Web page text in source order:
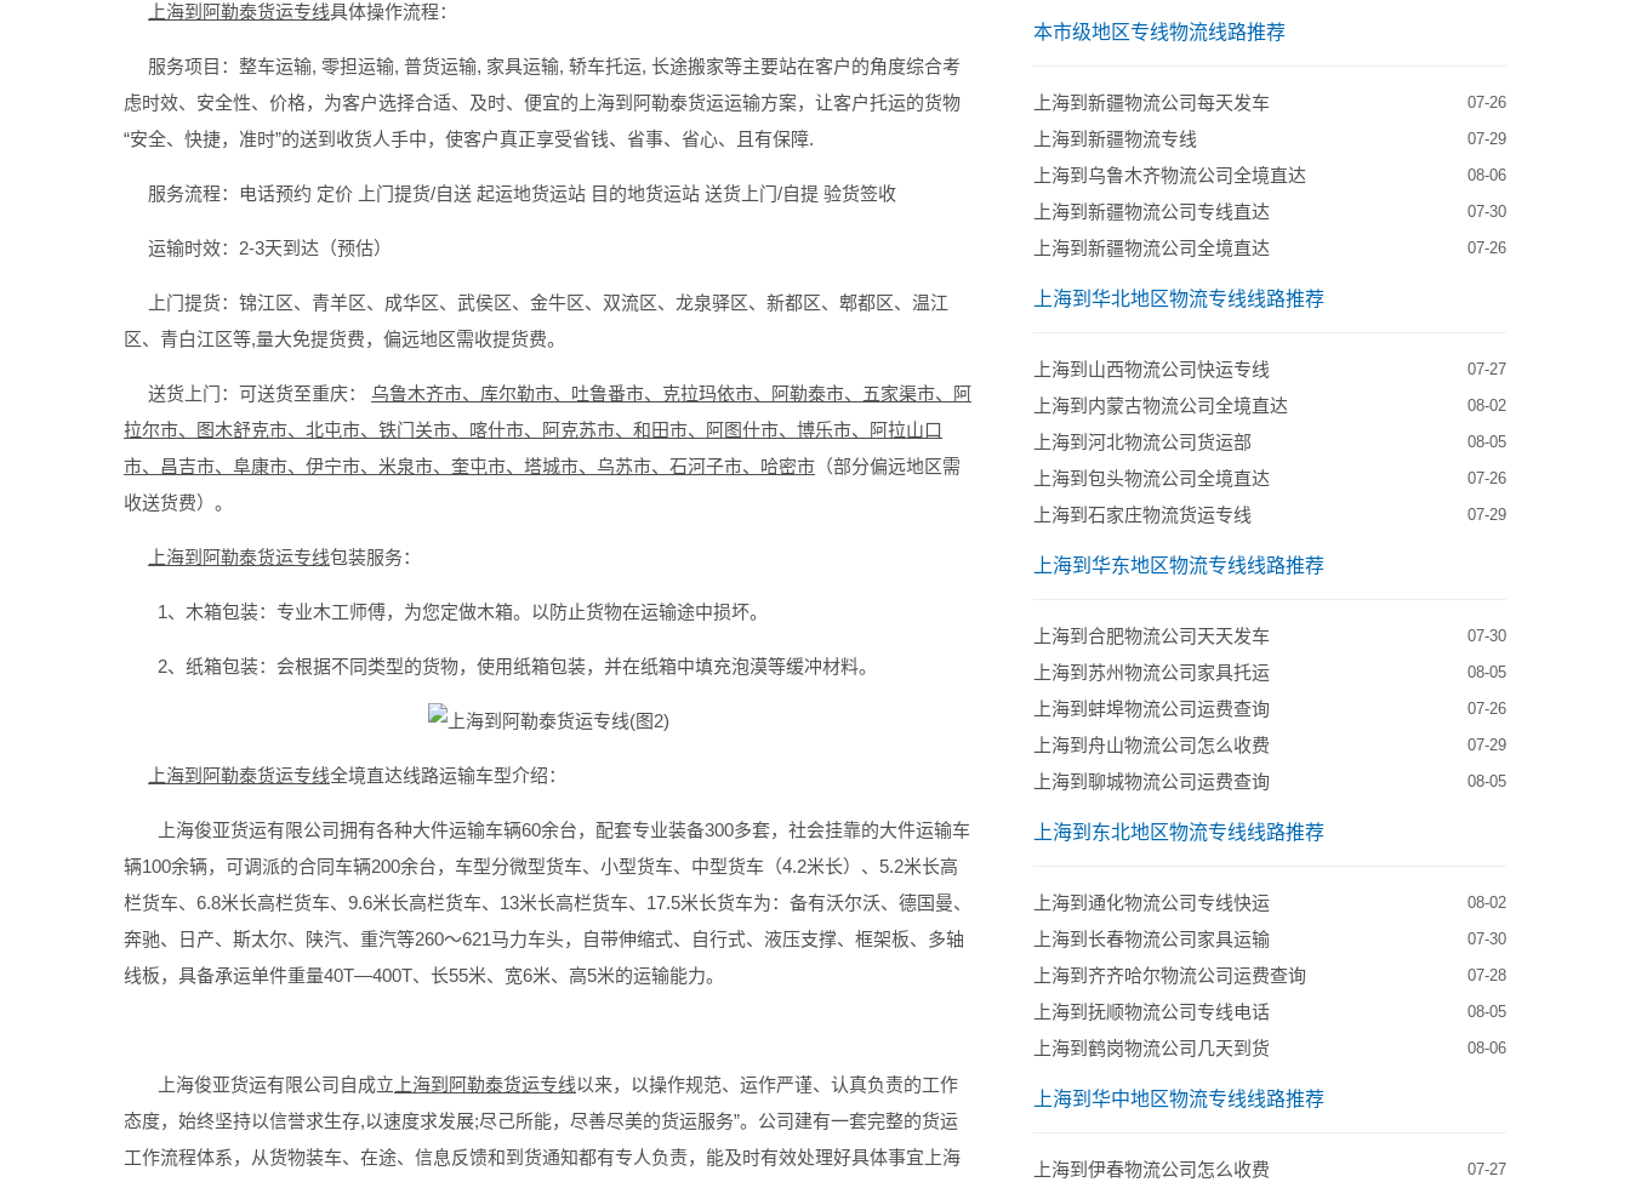
上海到阿勒泰货运专线具体操作流程：
服务项目：整车运输, 零担运输, 普货运输, 家具运输, 轿车托运, 长途搬家等主要站在客户的角度综合考
虑时效、安全性、价格，为客户选择合适、及时、便宜的上海到阿勒泰货运运输方案，让客户托运的货物
“安全、快捷，准时”的送到收货人手中，使客户真正享受省钱、省事、省心、且有保障.
服务流程：电话预约 定价 上门提货/自送 起运地货运站 目的地货运站 送货上门/自提 验货签收
运输时效：2-3天到达（预估）
上门提货：锦江区、青羊区、成华区、武侯区、金牛区、双流区、龙泉驿区、新都区、郫都区、温江
区、青白江区等,量大免提货费，偏远地区需收提货费。
送货上门：可送货至重庆： 乌鲁木齐市、库尔勒市、吐鲁番市、克拉玛依市、阿勒泰市、五家渠市、阿
拉尔市、图木舒克市、北屯市、铁门关市、喀什市、阿克苏市、和田市、阿图什市、博乐市、阿拉山口
市、昌吉市、阜康市、伊宁市、米泉市、奎屯市、塔城市、乌苏市、石河子市、哈密市 （部分偏远地区需
收送货费）。
上海到阿勒泰货运专线包装服务：
1、木箱包装：专业木工师傅，为您定做木箱。以防止货物在运输途中损坏。
2、纸箱包装：会根据不同类型的货物，使用纸箱包装，并在纸箱中填充泡漠等缓冲材料。
上海到阿勒泰货运专线全境直达线路运输车型介绍：
上海俊亚货运有限公司拥有各种大件运输车辆60余台，配套专业装备300多套，社会挂靠的大件运输车
辆100余辆，可调派的合同车辆200余台，车型分微型货车、小型货车、中型货车（4.2米长）、5.2米长高
栏货车、6.8米长高栏货车、9.6米长高栏货车、13米长高栏货车、17.5米长货车为：备有沃尔沃、德国曼、
奔驰、日产、斯太尔、陕汽、重汽等260～621马力车头，自带伸缩式、自行式、液压支撑、框架板、多轴
线板，具备承运单件重量40T—400T、长55米、宽6米、高5米的运输能力。
上海俊亚货运有限公司自成立 上海到阿勒泰货运专线以来，以操作规范、运作严谨、认真负责的工作
态度，始终坚持以信誉求生存,以速度求发展;尽己所能，尽善尽美的货运服务”。公司建有一套完整的货运
工作流程体系，从货物装车、在途、信息反馈和到货通知都有专人负责，能及时有效处理好具体事宜上海
本市级地区专线物流线路推荐
​上海到新疆物流公司每天发车 07-26
上海到新疆物流专线 07-29
​上海到乌鲁木齐物流公司全境直达 08-06
​上海到新疆物流公司专线直达 07-30
​上海到新疆物流公司全境直达 07-26
上海到华北地区物流专线线路推荐
上海到山西物流公司快运专线 07-27
​上海到内蒙古物流公司全境直达 08-02
上海到河北物流公司货运部 08-05
​上海到包头物流公司全境直达 07-26
上海到石家庄物流货运专线 07-29
上海到华东地区物流专线线路推荐
上海到合肥物流公司天天发车 07-30
​上海到苏州物流公司家具托运 08-05
上海到蚌埠物流公司运费查询 07-26
上海到舟山物流公司怎么收费 07-29
上海到聊城物流公司运费查询 08-05
上海到东北地区物流专线线路推荐
上海到通化物流公司专线快运 08-02
上海到长春物流公司家具运输 07-30
上海到齐齐哈尔物流公司运费查询 07-28
上海到抚顺物流公司专线电话 08-05
上海到鹤岗物流公司几天到货 08-06
上海到华中地区物流专线线路推荐
上海到伊春物流公司怎么收费 07-27